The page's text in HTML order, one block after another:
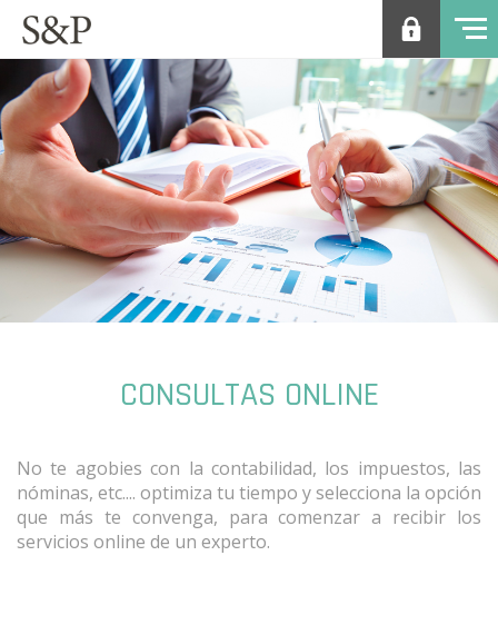
CONSULTAS ONLINE
No te agobies con la contabilidad, los impuestos, las
nóminas, etc.... optimiza tu tiempo y selecciona la opción
que más te convenga, para comenzar a recibir los
servicios online de un experto.